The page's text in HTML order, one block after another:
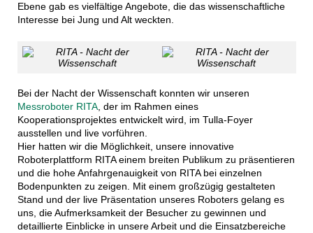
Ebene gab es vielfältige Angebote, die das wissenschaftliche
Interesse bei Jung und Alt weckten.
Bei der Nacht der Wissenschaft konnten wir unseren
Messroboter RITA, der im Rahmen eines
Kooperationsprojektes entwickelt wird, im Tulla-Foyer
ausstellen und live vorführen.
Hier hatten wir die Möglichkeit, unsere innovative
Roboterplattform RITA einem breiten Publikum zu präsentieren
und die hohe Anfahrgenauigkeit von RITA bei einzelnen
Bodenpunkten zu zeigen. Mit einem großzügig gestalteten
Stand und der live Präsentation unseres Roboters gelang es
uns, die Aufmerksamkeit der Besucher zu gewinnen und
detaillierte Einblicke in unsere Arbeit und die Einsatzbereiche